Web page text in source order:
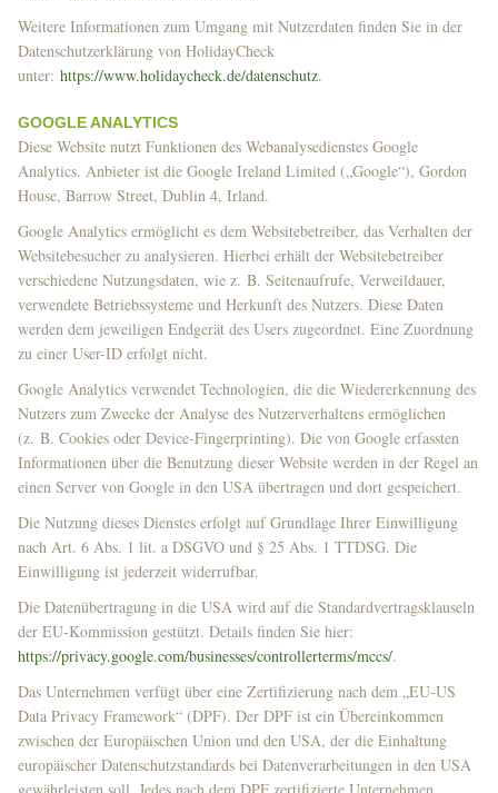
Weitere Informationen zum Umgang mit Nutzerdaten finden Sie in der
Datenschutzerklärung von HolidayCheck
unter: https://www.holidaycheck.de/datenschutz.
GOOGLE ANALYTICS
Diese Website nutzt Funktionen des Webanalysedienstes Google
Analytics. Anbieter ist die Google Ireland Limited („Google“), Gordon
House, Barrow Street, Dublin 4, Irland.
Google Analytics ermöglicht es dem Websitebetreiber, das Verhalten der
Websitebesucher zu analysieren. Hierbei erhält der Websitebetreiber
verschiedene Nutzungsdaten, wie z. B. Seitenaufrufe, Verweildauer,
verwendete Betriebssysteme und Herkunft des Nutzers. Diese Daten
werden dem jeweiligen Endgerät des Users zugeordnet. Eine Zuordnung
zu einer User-ID erfolgt nicht.
Google Analytics verwendet Technologien, die die Wiedererkennung des
Nutzers zum Zwecke der Analyse des Nutzerverhaltens ermöglichen
(z. B. Cookies oder Device-Fingerprinting). Die von Google erfassten
Informationen über die Benutzung dieser Website werden in der Regel an
einen Server von Google in den USA übertragen und dort gespeichert.
Die Nutzung dieses Dienstes erfolgt auf Grundlage Ihrer Einwilligung
nach Art. 6 Abs. 1 lit. a DSGVO und § 25 Abs. 1 TTDSG. Die
Einwilligung ist jederzeit widerrufbar.
Die Datenübertragung in die USA wird auf die Standardvertragsklauseln
der EU-Kommission gestützt. Details finden Sie hier:
https://privacy.google.com/businesses/controllerterms/mccs/.
Das Unternehmen verfügt über eine Zertifizierung nach dem „EU-US
Data Privacy Framework“ (DPF). Der DPF ist ein Übereinkommen
zwischen der Europäischen Union und den USA, der die Einhaltung
europäischer Datenschutzstandards bei Datenverarbeitungen in den USA